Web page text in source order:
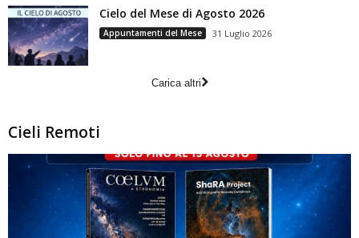
Cielo del Mese di Agosto 2026
Appuntamenti del Mese 31 Luglio 2026
Carica altri
Cieli Remoti